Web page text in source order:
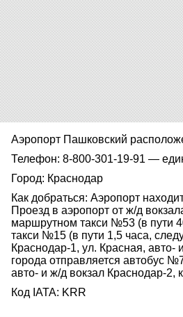
Аэропорт Пашковский
Телефон: 8-800-301-19-91 —
Город: Краснодар
Как добраться: Аэропорт
Проезд в аэропорт от ж/д
маршрутном такси №53 (в пути
такси №15 (в пути 1,5 часа,
Краснодар-1, ул. Красная, авто-
города отправляется автобус
авто- и ж/д вокзал Краснодар-
Код IATA: KRR